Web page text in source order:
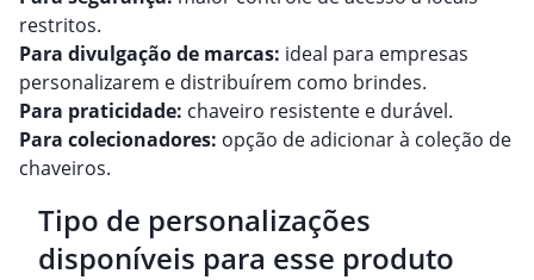
restritos.
Para divulgação de marcas: ideal para empresas
personalizarem e distribuírem como brindes.
Para praticidade: chaveiro resistente e durável.
Para colecionadores: opção de adicionar à coleção de
chaveiros.
Tipo de personalizações
disponíveis para esse produto